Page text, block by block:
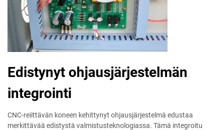
Edistynyt ohjausjärjestelmän
integrointi
CNC-reiittävän koneen kehittynyt ohjausjärjestelmä edustaa
merkittävää edistystä valmistusteknologiassa. Tämä integroitu